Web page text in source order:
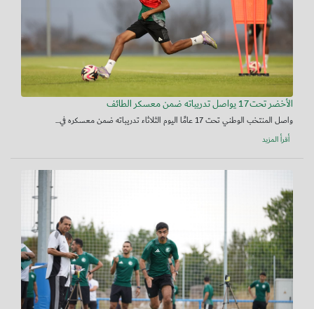
الأخضر تحت17 يواصل تدريباته ضمن معسكر الطائف
واصل المنتخب الوطني تحت 17 عامًا اليوم الثلاثاء تدريباته ضمن معسكره في...
أقرأ المزيد